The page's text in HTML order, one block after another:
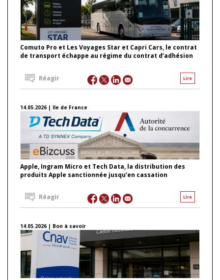
Comuto Pro et Les Voyages Star et Capri Cars, le contrat
de transport échappe au régime du contrat d’adhésion
Lire
Réagir
14.05.2026 | Ile de France
Apple, Ingram Micro et Tech Data, la distribution des
produits Apple sanctionnée jusqu’en cassation
Lire
Réagir
14.05.2026 | Bon à savoir